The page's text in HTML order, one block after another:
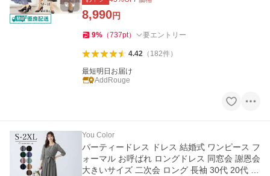
8,990円
9% （737pt） 要エントリー
4.42（ 182件）
最短明日お届け
AddRouge
You Color
パーティードレス ドレス 結婚式 ワンピース フ
ォーマル お呼ばれ ロングドレス 同窓会 謝恩会
大きいサイズ 二次会 ロング 長袖 30代 20代 40